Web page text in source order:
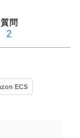
質問
2
ECS